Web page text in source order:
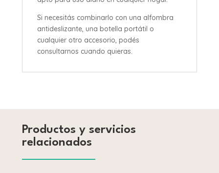
Si necesitás combinarlo con una alfombra
antideslizante, una botella portátil o
cualquier otro accesorio, podés
consultarnos cuando quieras.
Productos y servicios
relacionados